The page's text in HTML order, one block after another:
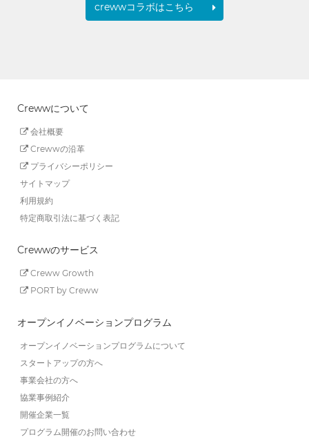
crewwコラボはこちら
Crewwについて
会社概要
Crewwの沿革
プライバシーポリシー
サイトマップ
利用規約
特定商取引法に基づく表記
Crewwのサービス
Creww Growth
PORT by Creww
オープンイノベーションプログラム
オープンイノベーションプログラムについて
スタートアップの方へ
事業会社の方へ
協業事例紹介
開催企業一覧
プログラム開催のお問い合わせ